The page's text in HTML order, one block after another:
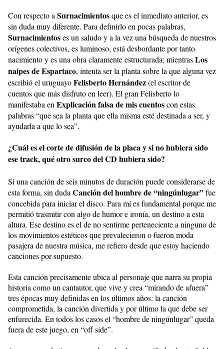
Con respecto aSurnacimientosque es el inmediato anterior, es
sin duda muy diferente. Para definirlo en pocas palabras,
Surnacimientoses un saludo y a la vez una búsqueda de nuestros
orígenes colectivos, es luminoso, está desbordante por tanto
nacimiento y es una obra claramente estructurada; mientrasLos
naipes de Espartaco, intenta ser la planta sobre la que alguna vez
escribió el uruguayoFelisberto Hernández(el escritor de
cuentos que más disfruto en leer). El gran Felisberto lo
manifestaba enExplicación falsa de mis cuentoscon estas
palabras “que sea la planta que ella misma esté destinada a ser, y
ayudarla a que lo sea”.
¿Cuál es el corte de difusión de la placa y si no hubiera sido
ese track, qué otro surco del CD hubiera sido?
Si una canción de seis minutos de duración puede considerarse de
esta forma, sin dudaCanción del hombre de “ningúnlugar”fue
concebida para iniciar el disco. Para mí es fundamental porque me
permitió trasmitir con algo de humor e ironía, un destino a esta
altura. Ese destino es el de no sentirme perteneciente a ninguno de
los movimientos estéticos que prevalecieron o fueron moda
pasajera de nuestra música, me refiero desde que estoy haciendo
canciones por supuesto.
Esta canción precisamente ubica al personaje que narra su propia
historia como un cantautor, que vive y crea “mirando de afuera”
tres épocas muy definidas en los últimos años: la canción
comprometida, la canción divertida y por último la que debe ser
enfurecida. En todos los casos el “hombre de ningúnlugar” queda
fuera de este juego, en “off side”.